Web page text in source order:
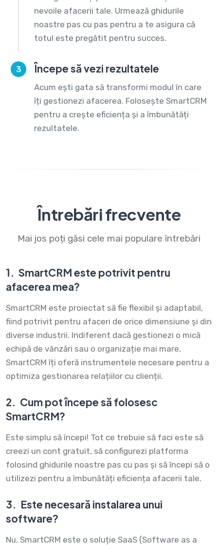
nevoile afacerii tale. Urmează ghidurile
noastre pas cu pas pentru a te asigura că
totul este pregătit pentru succes.
3 Începe să vezi rezultatele
Acum ești gata să transformi modul în care
îți gestionezi afacerea. Folosește SmartCRM
pentru a crește eficiența și a îmbunătăți
rezultatele.
Întrebări frecvente
Mai jos poți găsi cele mai populare întrebări
1. SmartCRM este potrivit pentru
afacerea mea?
SmartCRM este proiectat să fie flexibil și adaptabil,
fiind potrivit pentru afaceri de orice dimensiune și din
diverse industrii. Indiferent dacă gestionezi o mică
echipă de vânzări sau o organizație mai mare,
SmartCRM îți oferă instrumentele necesare pentru a
optimiza gestionarea relațiilor cu clienții.
2. Cum pot începe să folosesc
SmartCRM?
Este simplu să începi! Tot ce trebuie să faci este să
creezi un cont gratuit, să configurezi platforma
folosind ghidurile noastre pas cu pas și să începi să o
utilizezi pentru a îmbunătăți eficiența afacerii tale.
3. Este necesară instalarea unui
software?
Nu, SmartCRM este o soluție SaaS (Software as a